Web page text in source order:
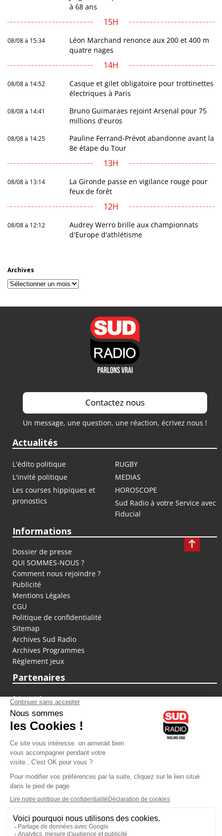
à 68 ans
15H
08/08 à 15:34
Léon Marchand renonce aux 200 et 400 m
quatre nages
14H
08/08 à 14:52
Casque et gilet obligatoire pour trottinettes
électriques à Paris
08/08 à 14:41
Bruno Guimaraes rejoint Arsenal pour 75
millions d'euros
08/08 à 14:25
Pauline Ferrand-Prévot abandonne avant la
8e étape du Tour
13H
08/08 à 13:14
La Gironde passe en vigilance rouge pour
feux de forêt
12H
08/08 à 12:12
Audrey Werro brille aux championnats
d'Europe d'athlétisme
Archives
Archives
Contactez nous
Un message, une question, une réaction, écrivez nous !
Actualités
L'édito politique
RUGBY
L'invité politique
MEDIAS
Les courses hippiques et
pronostics
HOROSCOPE
Sud Radio à votre Service avec
Fiducial
Informations
Dossier de presse
QUI SOMMES-NOUS ?
Comment nous rejoindre ?
Publicité
Mentions Légales
CGU
Politique de confidentialité
Sitemap
Archives Sud Radio
Archives Programmes
Règlement jeux
Partenaires
fiducial.fr
lyoncapitale.fr
olympique-et-lyonnais.com
L'application Iphone / Android
Téléchargez l'application
Les cookies
Gestion des cookies